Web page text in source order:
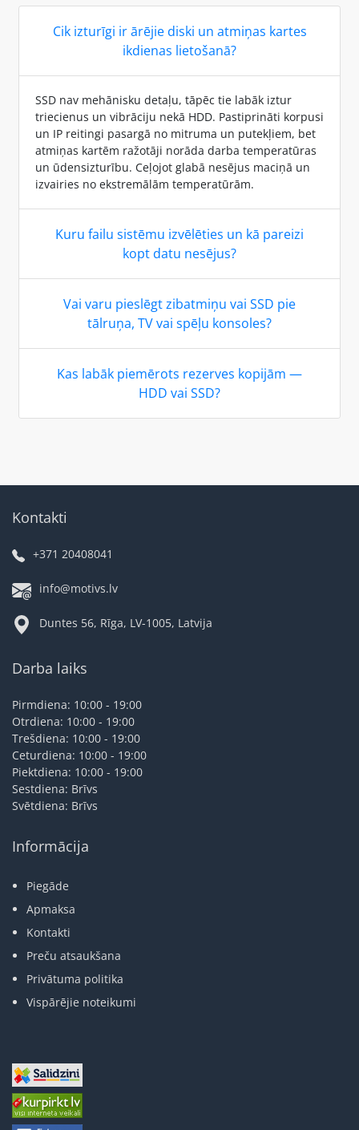
Cik izturīgi ir ārējie diski un atmiņas kartes
ikdienas lietošanā?
SSD nav mehānisku detaļu, tāpēc tie labāk iztur
triecienus un vibrāciju nekā HDD. Pastiprināti korpusi
un IP reitingi pasargā no mitruma un putekļiem, bet
atmiņas kartēm ražotāji norāda darba temperatūras
un ūdensizturību. Ceļojot glabā nesējus maciņā un
izvairies no ekstremālām temperatūrām.
Kuru failu sistēmu izvēlēties un kā pareizi
kopt datu nesējus?
Vai varu pieslēgt zibatmiņu vai SSD pie
tālruņa, TV vai spēļu konsoles?
Kas labāk piemērots rezerves kopijām —
HDD vai SSD?
Kontakti
+371 20408041
info@motivs.lv
Duntes 56, Rīga, LV-1005, Latvija
Darba laiks
Pirmdiena: 10:00 - 19:00
Otrdiena: 10:00 - 19:00
Trešdiena: 10:00 - 19:00
Ceturdiena: 10:00 - 19:00
Piektdiena: 10:00 - 19:00
Sestdiena: Brīvs
Svētdiena: Brīvs
Informācija
Piegāde
Apmaksa
Kontakti
Preču atsaukšana
Privātuma politika
Vispārējie noteikumi